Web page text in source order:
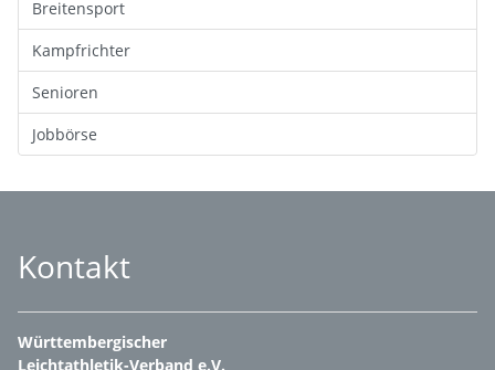
Breitensport
Kampfrichter
Senioren
Jobbörse
Kontakt
Württembergischer
Leichtathletik-Verband e.V.